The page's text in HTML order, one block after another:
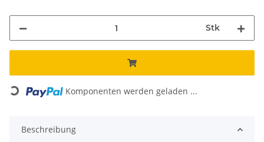
Stk
Loading... Komponenten werden geladen ...
Beschreibung